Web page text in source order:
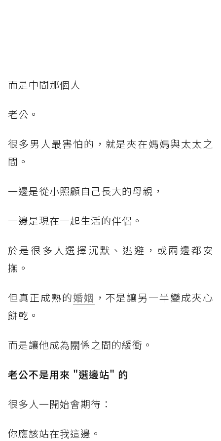
而是中間那個人——
老公。
很多男人最害怕的，就是夾在媽媽與太太之
間。
一邊是從小照顧自己長大的母親，
一邊是現在一起生活的伴侶。
於是很多人選擇沉默、逃避，或兩邊都安
撫。
但真正成熟的婚姻 ，不是讓另一半變成夾心
餅乾。
而是讓他成為關係之間的緩衝。
老公不是用來 "選邊站" 的
很多人一開始會期待：
你應該站在我這邊。